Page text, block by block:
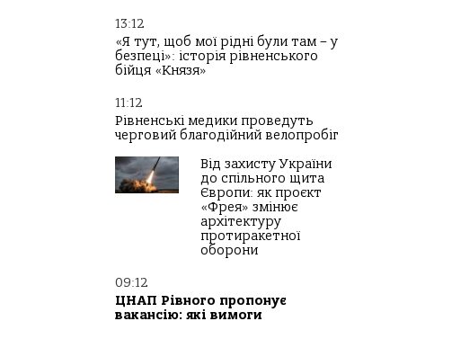
13:12
«Я тут, щоб мої рідні були там – у
безпеці»: історія рівненського
бійця «Князя»
11:12
Рівненські медики проведуть
черговий благодійний велопробіг
Від захисту України
до спільного щита
Європи: як проєкт
«Фрея» змінює
архітектуру
протиракетної
оборони
09:12
ЦНАП Рівного пропонує
вакансію: які вимоги